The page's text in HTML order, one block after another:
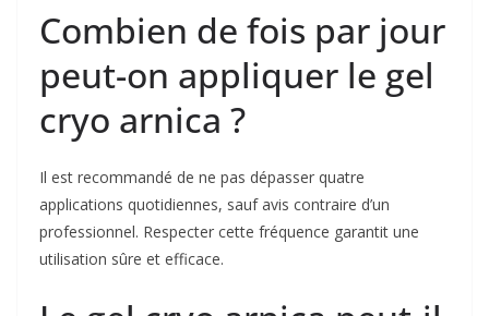
Combien de fois par jour
peut-on appliquer le gel
cryo arnica ?
Il est recommandé de ne pas dépasser quatre
applications quotidiennes, sauf avis contraire d’un
professionnel. Respecter cette fréquence garantit une
utilisation sûre et efficace.